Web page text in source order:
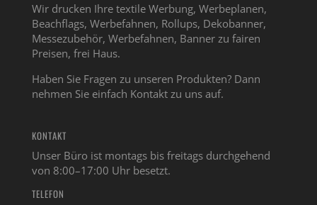
Wir drucken Ihre textile Werbung, Werbeplanen,
Beachflags, Werbefahnen, Rollups, Dekobanner,
Messezubehör, Werbefahnen, Banner zu fairen
Preisen, frei Haus.
Haben Sie Fragen zu unseren Produkten? Dann
nehmen Sie einfach Kontakt zu uns auf.
KONTAKT
Unser Büro ist montags bis freitags durchgehend
von 8:00–17:00 Uhr besetzt.
TELEFON